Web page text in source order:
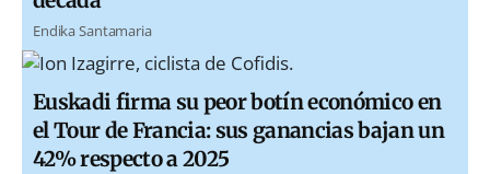
Endika Santamaria
Euskadi firma su peor botín económico en
el Tour de Francia: sus ganancias bajan un
42% respecto a 2025